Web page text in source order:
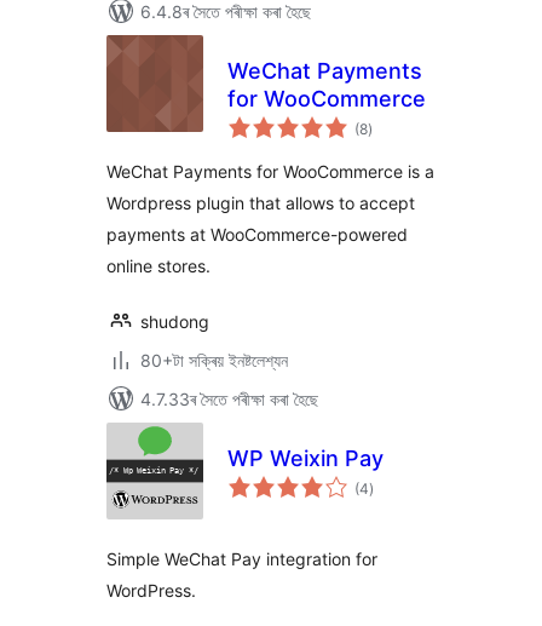
6.4.8ৰ সৈতে পৰীক্ষা কৰা হৈছে
WeChat Payments
for WooCommerce
(8টা
মুঠ)
WeChat Payments for WooCommerce is a
Wordpress plugin that allows to accept
payments at WooCommerce-powered
online stores.
shudong
80+টা সক্ৰিয় ইনষ্টলেশ্যন
4.7.33ৰ সৈতে পৰীক্ষা কৰা হৈছে
WP Weixin Pay
(4টা
মুঠ)
Simple WeChat Pay integration for
WordPress.